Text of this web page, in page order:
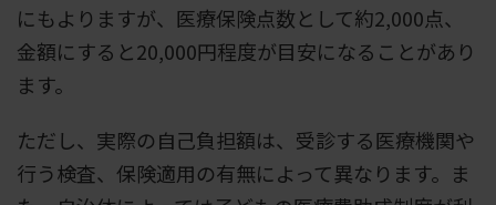
にもよりますが、医療保険点数として約2,000点、
金額にすると20,000円程度が目安になることがあり
ます。
ただし、実際の自己負担額は、受診する医療機関や
行う検査、保険適用の有無によって異なります。ま